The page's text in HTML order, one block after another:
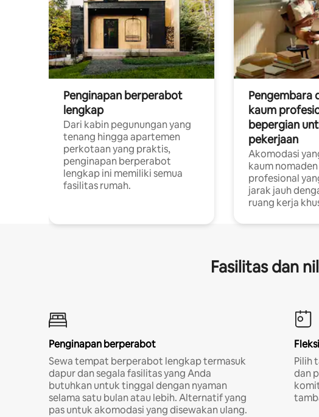
Penginapan berperabot
lengkap
Dari kabin pegunungan yang
tenang hingga apartemen
perkotaan yang praktis,
penginapan berperabot
lengkap ini memiliki semua
fasilitas rumah.
Pengembara
kaum
bepergian
pekerjaan
Akomodasi
kaum
profesional
jarak jauh
ruang kerja
Fasilitas dan
Penginapan berperabot
Sewa tempat berperabot lengkap termasuk
dapur dan segala fasilitas yang Anda
butuhkan untuk tinggal dengan nyaman
selama satu bulan atau lebih. Alternatif yang
pas untuk akomodasi yang disewakan ulang.
Pilih
dan